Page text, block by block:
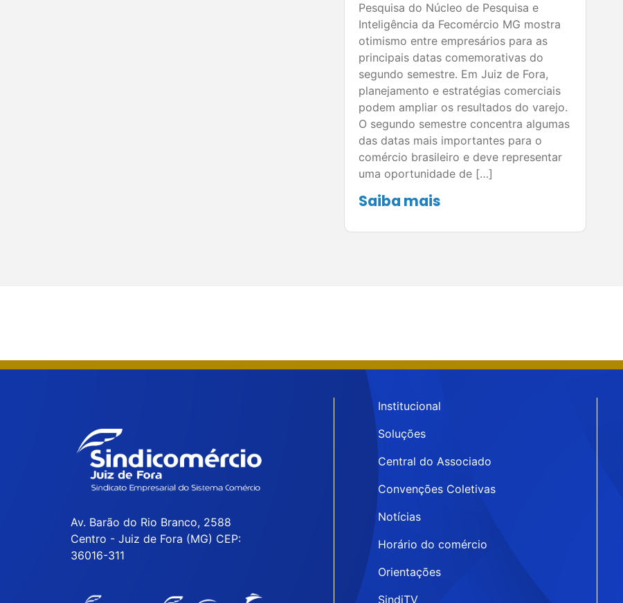
Pesquisa do Núcleo de Pesquisa e
Inteligência da Fecomércio MG mostra
otimismo entre empresários para as
principais datas comemorativas do
segundo semestre. Em Juiz de Fora,
planejamento e estratégias comerciais
podem ampliar os resultados do varejo.
O segundo semestre concentra algumas
das datas mais importantes para o
comércio brasileiro e deve representar
uma oportunidade de […]
Saiba mais
Av. Barão do Rio Branco, 2588
Centro - Juiz de Fora (MG) CEP:
36016-311
Institucional
Soluções
Central do Associado
Convenções Coletivas
Notícias
Horário do comércio
Orientações
SindiTV